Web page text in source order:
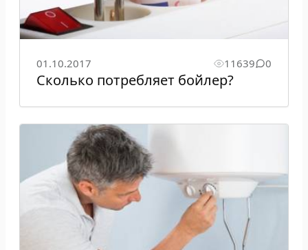
01.10.2017 11639 0
Сколько потребляет бойлер?